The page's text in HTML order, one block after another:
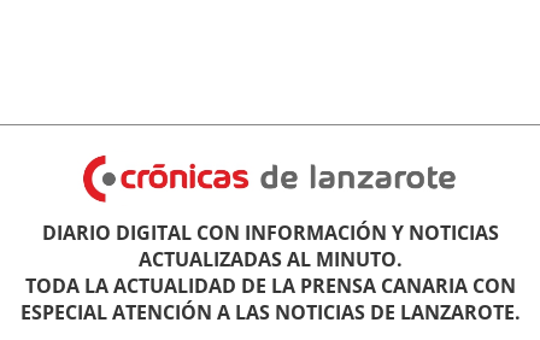
DIARIO DIGITAL CON INFORMACIÓN Y NOTICIAS
ACTUALIZADAS AL MINUTO.
TODA LA ACTUALIDAD DE LA PRENSA CANARIA CON
ESPECIAL ATENCIÓN A LAS NOTICIAS DE LANZAROTE.